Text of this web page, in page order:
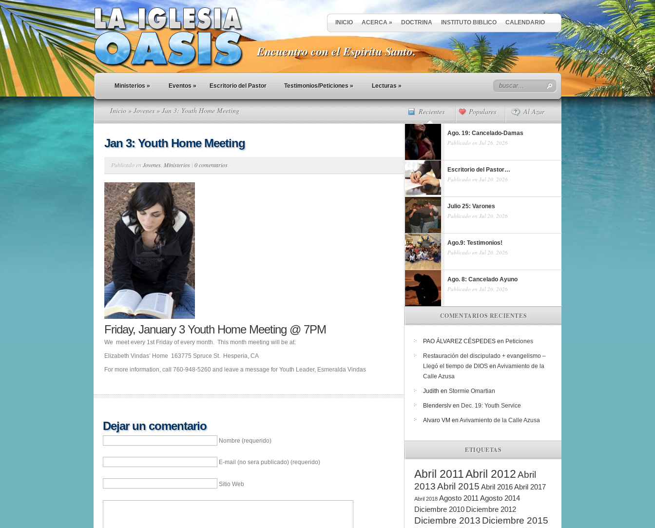
INICIO ACERCA » DOCTRINA INSTITUTO BIBLICO CALENDARIO
Encuentro con el Espiritu Santo.
Ministerios » Eventos » Escritorio del Pastor Testimonios/Peticiones » Lecturas »
Inicio » Jovenes» Jan 3: Youth Home Meeting
Jan 3: Youth Home Meeting
Publicado en Jovenes Ministerios | 0 comentarios
Friday, January 3 Youth Home Meeting @ 7PM
We meet every 1st Friday of every month. This month meeting will be at:
Elizabeth Vindas’ Home 163775 Spruce St. Hesperia, CA
For more information, call 760-948-5260 and leave a message for Youth Leader, Esmeralda Vindas
Dejar un comentario
Nombre (requerido)
E-mail (no sera publicado) (requerido)
Sitio Web
Recientes Populares Al Azar
Ago. 19: Cancelado-Damas
Publicado en Jul 26, 2026
Escritorio del Pastor…
Publicado en Jul 20, 2026
Julio 25: Varones
Publicado en Jul 20, 2026
Ago.9: Testimonios!
Publicado en Jul 20, 2026
Ago. 8: Cancelado Ayuno
Publicado en Jul 20, 2026
COMENTARIOS RECIENTES
PAO ÁLVAREZ CÉSPEDES en Peticiones
Restauración del discipulado + evangelismo –
Llegó el tiempo de DIOS en Avivamiento de la
Calle Azusa
Judith en Stormie Omartian
Blenderslv en Dec. 19: Youth Service
Alvaro VM en Avivamiento de la Calle Azusa
ETIQUETAS
Abril 2011Abril 2012Abril
2013Abril 2015 Abril 2016Abril 2017
Abril 2018 Agosto 2011 Agosto 2014
Diciembre 2010 Diciembre 2012
Diciembre 2013 Diciembre 2015